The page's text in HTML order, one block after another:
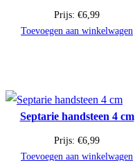
Prijs: €6,99
Toevoegen aan winkelwagen
Septarie handsteen 4 cm
Prijs: €6,99
Toevoegen aan winkelwagen